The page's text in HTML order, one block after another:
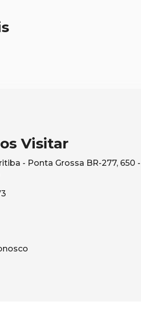
Visitar
- Ponta Grossa BR-277, 650